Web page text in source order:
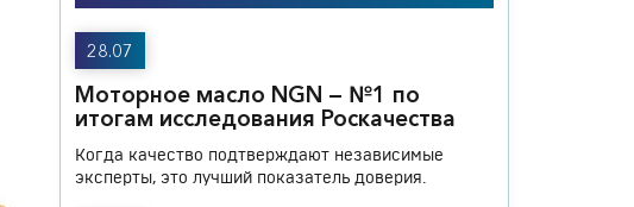
28.07
Моторное масло NGN — №1 по
итогам исследования Роскачества
Когда качество подтверждают независимые
эксперты, это лучший показатель доверия.